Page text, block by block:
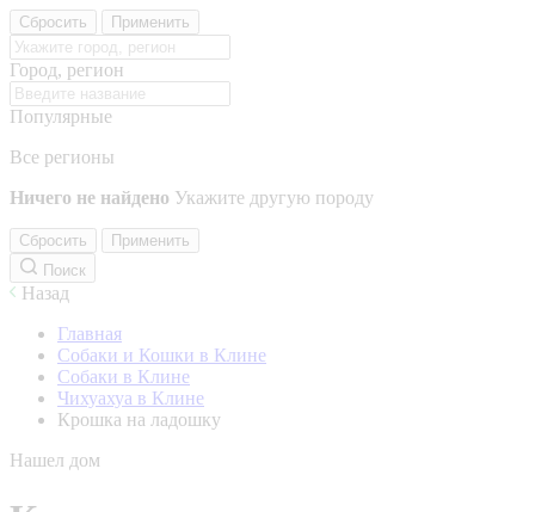
Сбросить Применить
Город, регион
Популярные
Все регионы
Ничего не найдено Укажите другую породу
Сбросить
Применить
Поиск
Назад
Главная
Собаки и Кошки в Клине
Собаки в Клине
Чихуахуа в Клине
Крошка на ладошку
Нашел дом